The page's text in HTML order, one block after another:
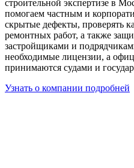
строительной экспертизе в
помогаем частным и
скрытые дефекты, проверять
ремонтных работ, а также
застройщиками и
необходимые лицензии, а
принимаются судами и
Узнать о компании подробней